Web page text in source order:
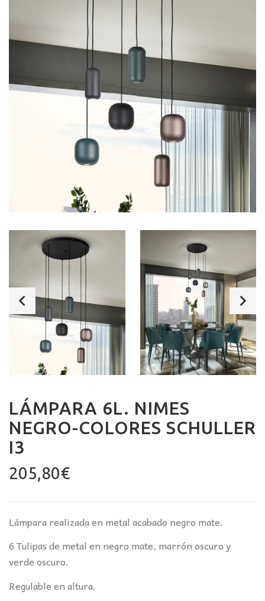
LÁMPARA 6L. NIMES
NEGRO-COLORES SCHULLER
I3
205,80€
Lámpara realizada en metal acabado negro mate.
6 Tulipas de metal en negro mate, marrón oscuro y
verde oscuro.
Regulable en altura.